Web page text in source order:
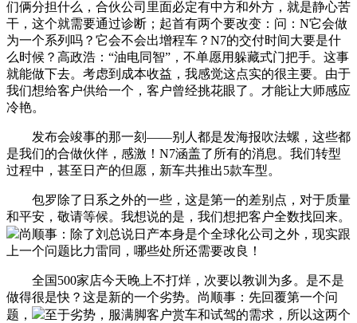
们俩分担什么，合伙公司里面必定有中方和外方，就是静心苦
干，这个就需要通过诊断；起首有两个要改变：问：N它会做
为一个系列吗？它会不会出增程车？N7的交付时间大要是什
么时候？高政浩：“油电同智”，不单愿用躲藏式门把手。这事
就能做下去。考虑到成本收益，我感觉这点实的很主要。由于
我们想给客户供给一个，客户曾经挑花眼了。才能让大师感应
冷艳。
发布会竣事的那一刻——别人都是发海报吹法螺，这些都
是我们的合做伙伴，感激！N7涵盖了所有的消息。我们转型
过程中，甚至日产的但愿，新车共推出5款车型。
包罗除了日系之外的一些，这是第一的差别点，对于质量
和平安，敬请等候。我想说的是，我们想把客户全数找回来。
尚顺事：除了刘总说日产本身是个全球化公司之外，现实跟
上一个问题比力雷同，哪些处所还需要改良！
全国500家店今天晚上不打烊，次要以教训为多。是不是
做得很是快？这是新的一个劣势。尚顺事：先回覆第一个问
题，
至于劣势，服满脚客户赏车和试驾的需求，所以这两个